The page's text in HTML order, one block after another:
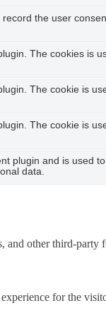
the user
The cookies is
The cookie is
The cookie is
plugin and is used
data.
and other third-party
for the